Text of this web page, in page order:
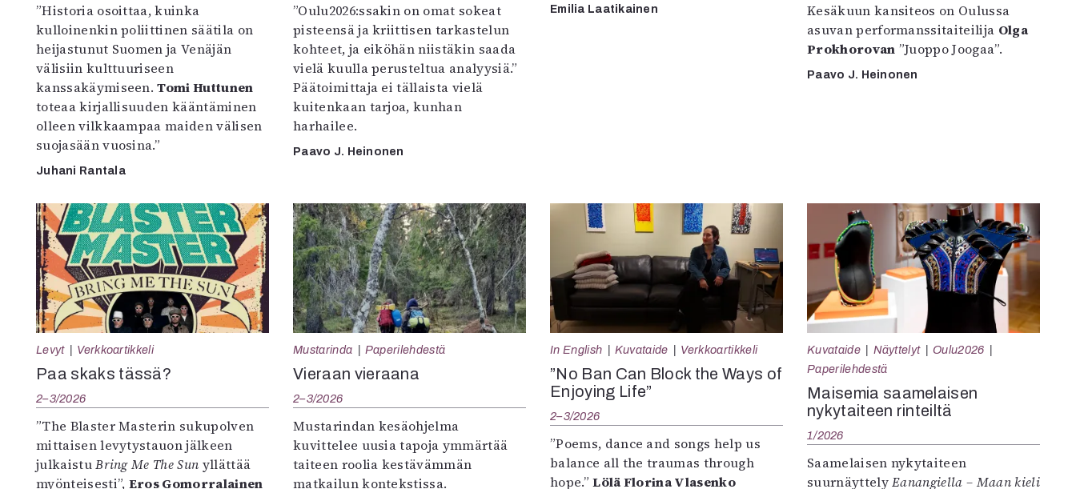
”Historia osoittaa, kuinka
kulloinenkin poliittinen säätila on
heijastunut Suomen ja Venäjän
välisiin kulttuuriseen
kanssakäymiseen.Tomi Huttunen
toteaa kirjallisuuden kääntäminen
olleen vilkkaampaa maiden välisen
suojasään vuosina.”
Juhani Rantala
”Oulu2026:ssakin on omat sokeat
pisteensä ja kriittisen tarkastelun
kohteet, ja eiköhän niistäkin saada
vielä kuulla perusteltua analyysiä.”
Päätoimittaja ei tällaista vielä
kuitenkaan tarjoa, kunhan
harhailee.
Paavo J. Heinonen
Emilia Laatikainen
Kesäkuun kansiteos on Oulussa
asuvan performanssitaiteilija Olga
Prokhorovan ”Juoppo Joogaa”.
Paavo J. Heinonen
Levyt Verkkoartikkeli
Paa skaks tässä?
2–3/2026
”The Blaster Masterin sukupolven
mittaisen levytystauon jälkeen
julkaistuBring Me The Sun yllättää
myönteisesti”, Eros Gomorralainen
Mustarinda Paperilehdestä
Vieraan vieraana
2–3/2026
Mustarindan kesäohjelma
kuvittelee uusia tapoja ymmärtää
taiteen roolia kestävämmän
matkailun kontekstissa.
In English Kuvataide Verkkoartikkeli
”No Ban Can Block the Ways of
Enjoying Life”
2–3/2026
”Poems, dance and songs help us
balance all the traumas through
hope.”Lölä Florina Vlasenko
Kuvataide Näyttelyt
Oulu2026
Paperilehdestä
Maisemia saamelaisen
nykytaiteen rinteiltä
1/2026
Saamelaisen nykytaiteen
suurnäyttelyEanangiella – Maan kieli